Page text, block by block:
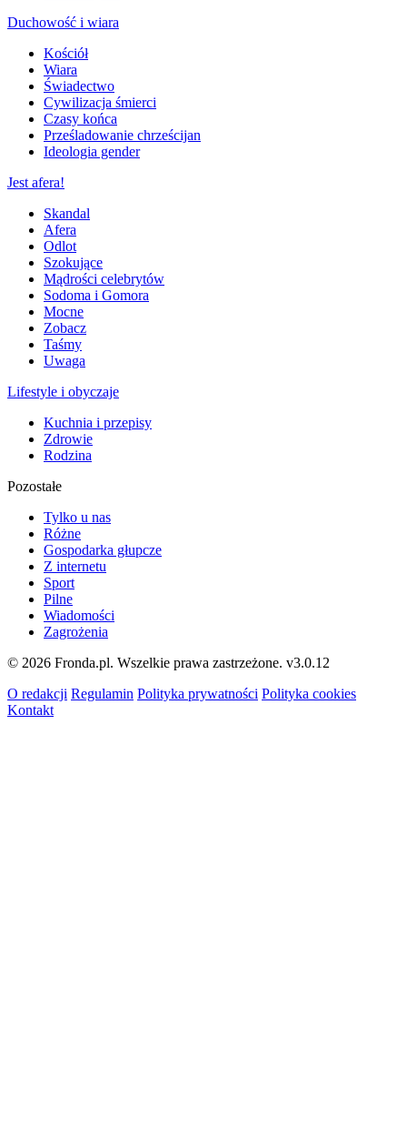
Duchowość i wiara
Kościół
Wiara
Świadectwo
Cywilizacja śmierci
Czasy końca
Prześladowanie chrześcijan
Ideologia gender
Jest afera!
Skandal
Afera
Odlot
Szokujące
Mądrości celebrytów
Sodoma i Gomora
Mocne
Zobacz
Taśmy
Uwaga
Lifestyle i obyczaje
Kuchnia i przepisy
Zdrowie
Rodzina
Pozostałe
Tylko u nas
Różne
Gospodarka głupcze
Z internetu
Sport
Pilne
Wiadomości
Zagrożenia
© 2026 Fronda.pl. Wszelkie prawa zastrzeżone. v3.0.12
O redakcji Regulamin Polityka prywatności Polityka cookies
Kontakt